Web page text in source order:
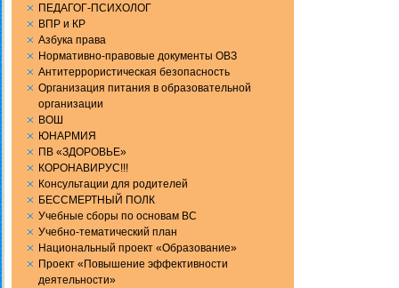
ПЕДАГОГ-ПСИХОЛОГ
ВПР и КР
Aзбука права
Нормативно-правовые документы ОВЗ
Антитеррористическая безопасность
Организация питания в образовательной
организации
ВОШ
ЮНАРМИЯ
ПВ «ЗДОРОВЬЕ»
КОРОНАВИРУС!!!
Консультации для родителей
БЕССМЕРТНЫЙ ПОЛК
Учебные сборы по основам ВС
Учебно-тематический план
Национальный проект «Образование»
Проект «Повышение эффективности
деятельности»